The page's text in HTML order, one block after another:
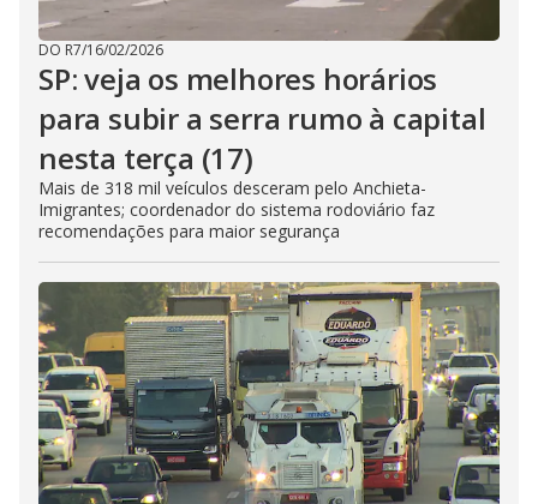
DO R7/16/02/2026
SP: veja os melhores horários
para subir a serra rumo à capital
nesta terça (17)
Mais de 318 mil veículos desceram pelo Anchieta-
Imigrantes; coordenador do sistema rodoviário faz
recomendações para maior segurança